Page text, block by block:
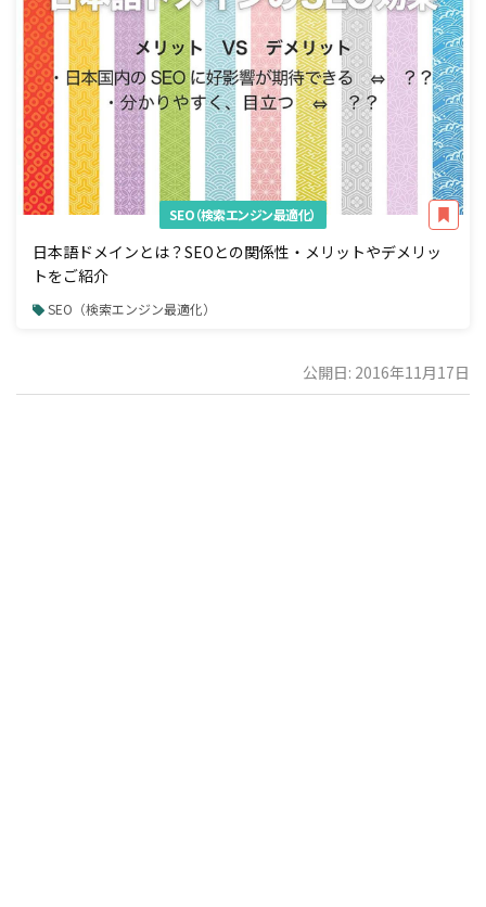
SEO（検索エンジン最適化）
日本語ドメインとは？SEOとの関係性・メリットやデメリッ
トをご紹介
SEO（検索エンジン最適化）
公開日: 2016年11月17日